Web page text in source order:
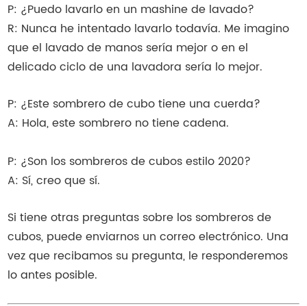
P: ¿Puedo lavarlo en un mashine de lavado?
R: Nunca he intentado lavarlo todavía. Me imagino
que el lavado de manos sería mejor o en el
delicado ciclo de una lavadora sería lo mejor.
P: ¿Este sombrero de cubo tiene una cuerda?
A: Hola, este sombrero no tiene cadena.
P: ¿Son los sombreros de cubos estilo 2020?
A: Sí, creo que sí.
Si tiene otras preguntas sobre los sombreros de
cubos, puede enviarnos un correo electrónico. Una
vez que recibamos su pregunta, le responderemos
lo antes posible.